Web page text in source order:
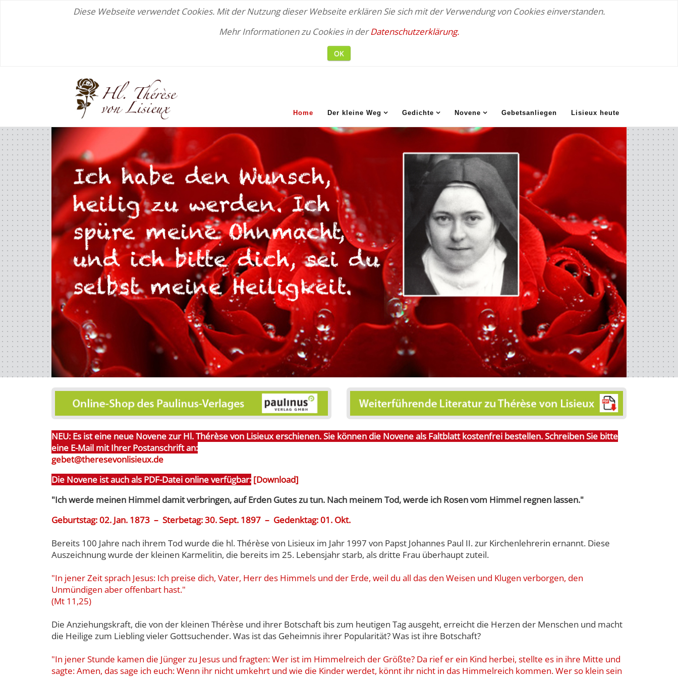
Diese Webseite verwendet Cookies. Mit der Nutzung dieser Webseite erklären Sie sich mit der Verwendung von Cookies einverstanden.
Mehr Informationen zu Cookies in derDatenschutzerklärung.
OK
Home Der kleine Weg Gedichte Novene Gebetsanliegen Lisieux heute
NEU: Es ist eine neue Novene zur Hl. Thérèse von Lisieux erschienen. Sie können die Novene als Faltblatt kostenfrei bestellen. Schreiben Sie bitte
eine E-Mail mit Ihrer Postanschrift an:
gebet@theresevonlisieux.de
Die Novene ist auch als PDF-Datei online verfügbar: [Download]
"Ich werde meinen Himmel damit verbringen, auf Erden Gutes zu tun. Nach meinem Tod, werde ich Rosen vom Himmel regnen lassen."
Geburtstag: 02. Jan. 1873 – Sterbetag: 30. Sept. 1897 – Gedenktag: 01. Okt.
Bereits 100 Jahre nach ihrem Tod wurde die hl. Thérèse von Lisieux im Jahr 1997 von Papst Johannes Paul II. zur Kirchenlehrerin ernannt. Diese
Auszeichnung wurde der kleinen Karmelitin, die bereits im 25. Lebensjahr starb, als dritte Frau überhaupt zuteil.
"In jener Zeit sprach Jesus: Ich preise dich, Vater, Herr des Himmels und der Erde, weil du all das den Weisen und Klugen verborgen, den
Unmündigen aber offenbart hast."
(Mt 11,25)
Die Anziehungskraft, die von der kleinen Thérèse und ihrer Botschaft bis zum heutigen Tag ausgeht, erreicht die Herzen der Menschen und macht
die Heilige zum Liebling vieler Gottsuchender. Was ist das Geheimnis ihrer Popularität? Was ist ihre Botschaft?
"In jener Stunde kamen die Jünger zu Jesus und fragten: Wer ist im Himmelreich der Größte? Da rief er ein Kind herbei, stellte es in ihre Mitte und
sagte: Amen, das sage ich euch: Wenn ihr nicht umkehrt und wie die Kinder werdet, könnt ihr nicht in das Himmelreich kommen. Wer so klein sein